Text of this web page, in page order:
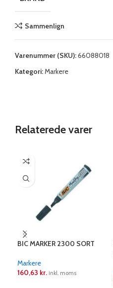
Sammenlign
Varenummer (SKU):66088018
Kategori:Markere
Relaterede varer
BIC MARKER 2300 SORT
Markere
160,63 kr. inkl. moms